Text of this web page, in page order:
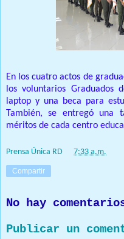
En los cuatro actos de
los voluntarios Graduados
laptop y una beca para
También, se entregó una
méritos de cada centro
Prensa Única RD 7:33 a.m.
Compartir
No hay
Publicar un